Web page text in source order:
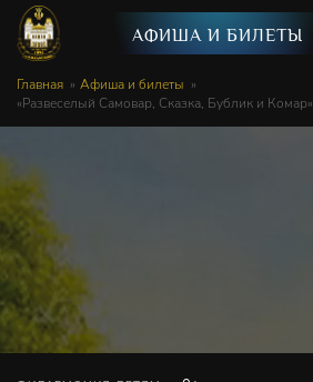
АФИША И БИЛЕТЫ
Главная
Афиша и билеты
«Развеселый Самовар, Сказка, Бублик и Комар»